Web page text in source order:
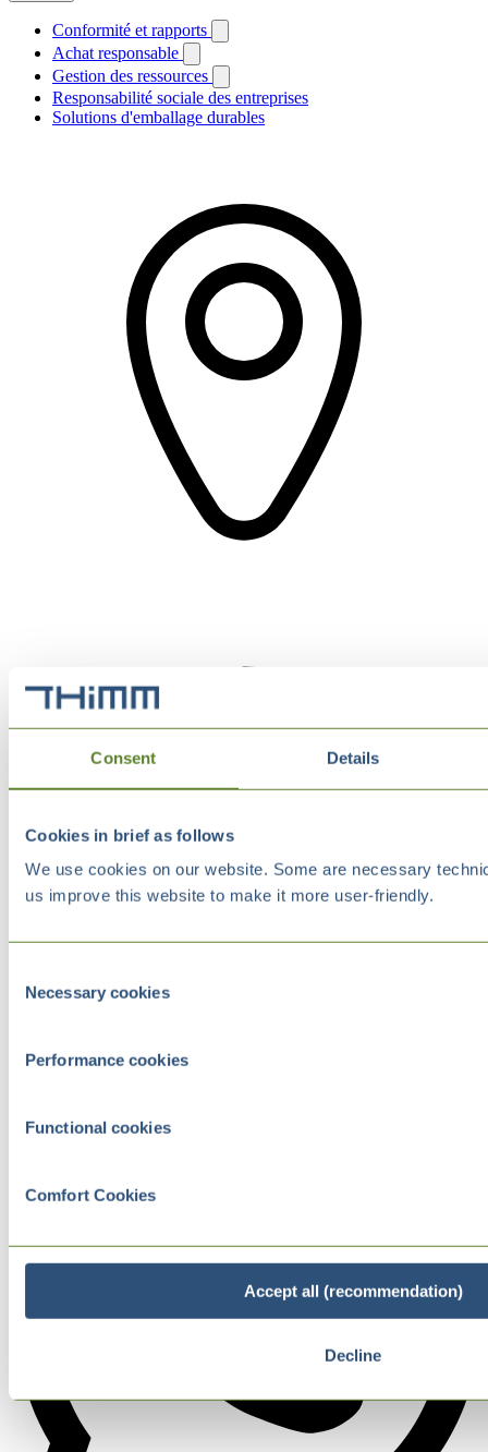
Consent Details
Cookies in brief as follows
We use cookies on our website. Some are necessary
us improve this website to make it more user-friendly.
Selection
Necessary cookies
Performance cookies
Functional cookies
Comfort Cookies
Accept all (recommendation)
Decline
Conformité et rapports
Achat responsable
Gestion des ressources
Responsabilité sociale des entreprises
Solutions d'emballage durables